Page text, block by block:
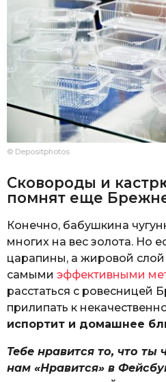
© Depositphotos
Сковороды и
помнят еще
Конечно, бабушкина
многих на вес золота. Но
царапины, а жировой
самыми эффективными
расстаться с ровесницей
прилипать к
испортит и домашнее
Тебе нравится то, что ты
нам «Нравится» в